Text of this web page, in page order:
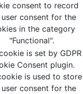
consent to record
consent for the
in the category
"Functional".
is set by GDPR
Consent plugin.
is used to store
consent for the